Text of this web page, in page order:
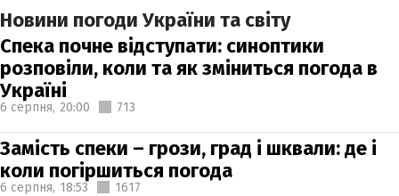
Новини погоди України та світу
Спека почне відступати: синоптики
розповіли, коли та як зміниться погода в
Україні
6 серпня, 20:00 713
Замість спеки – грози, град і шквали: де і
коли погіршиться погода
6 серпня, 18:53 1617